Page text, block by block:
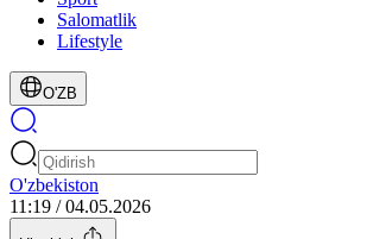
Salomatlik
Lifestyle
O'ZB
O'zbekiston
11:19 / 04.05.2026